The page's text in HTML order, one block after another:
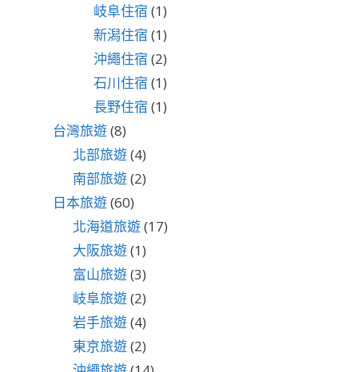
岐阜住宿 (1)
新潟住宿 (1)
沖繩住宿 (2)
石川住宿 (1)
長野住宿 (1)
台灣旅遊(8)
北部旅遊(4)
南部旅遊(2)
日本旅遊(60)
北海道旅遊(17)
大阪旅遊(1)
富山旅遊(3)
岐阜旅遊(2)
岩手旅遊(4)
東京旅遊(2)